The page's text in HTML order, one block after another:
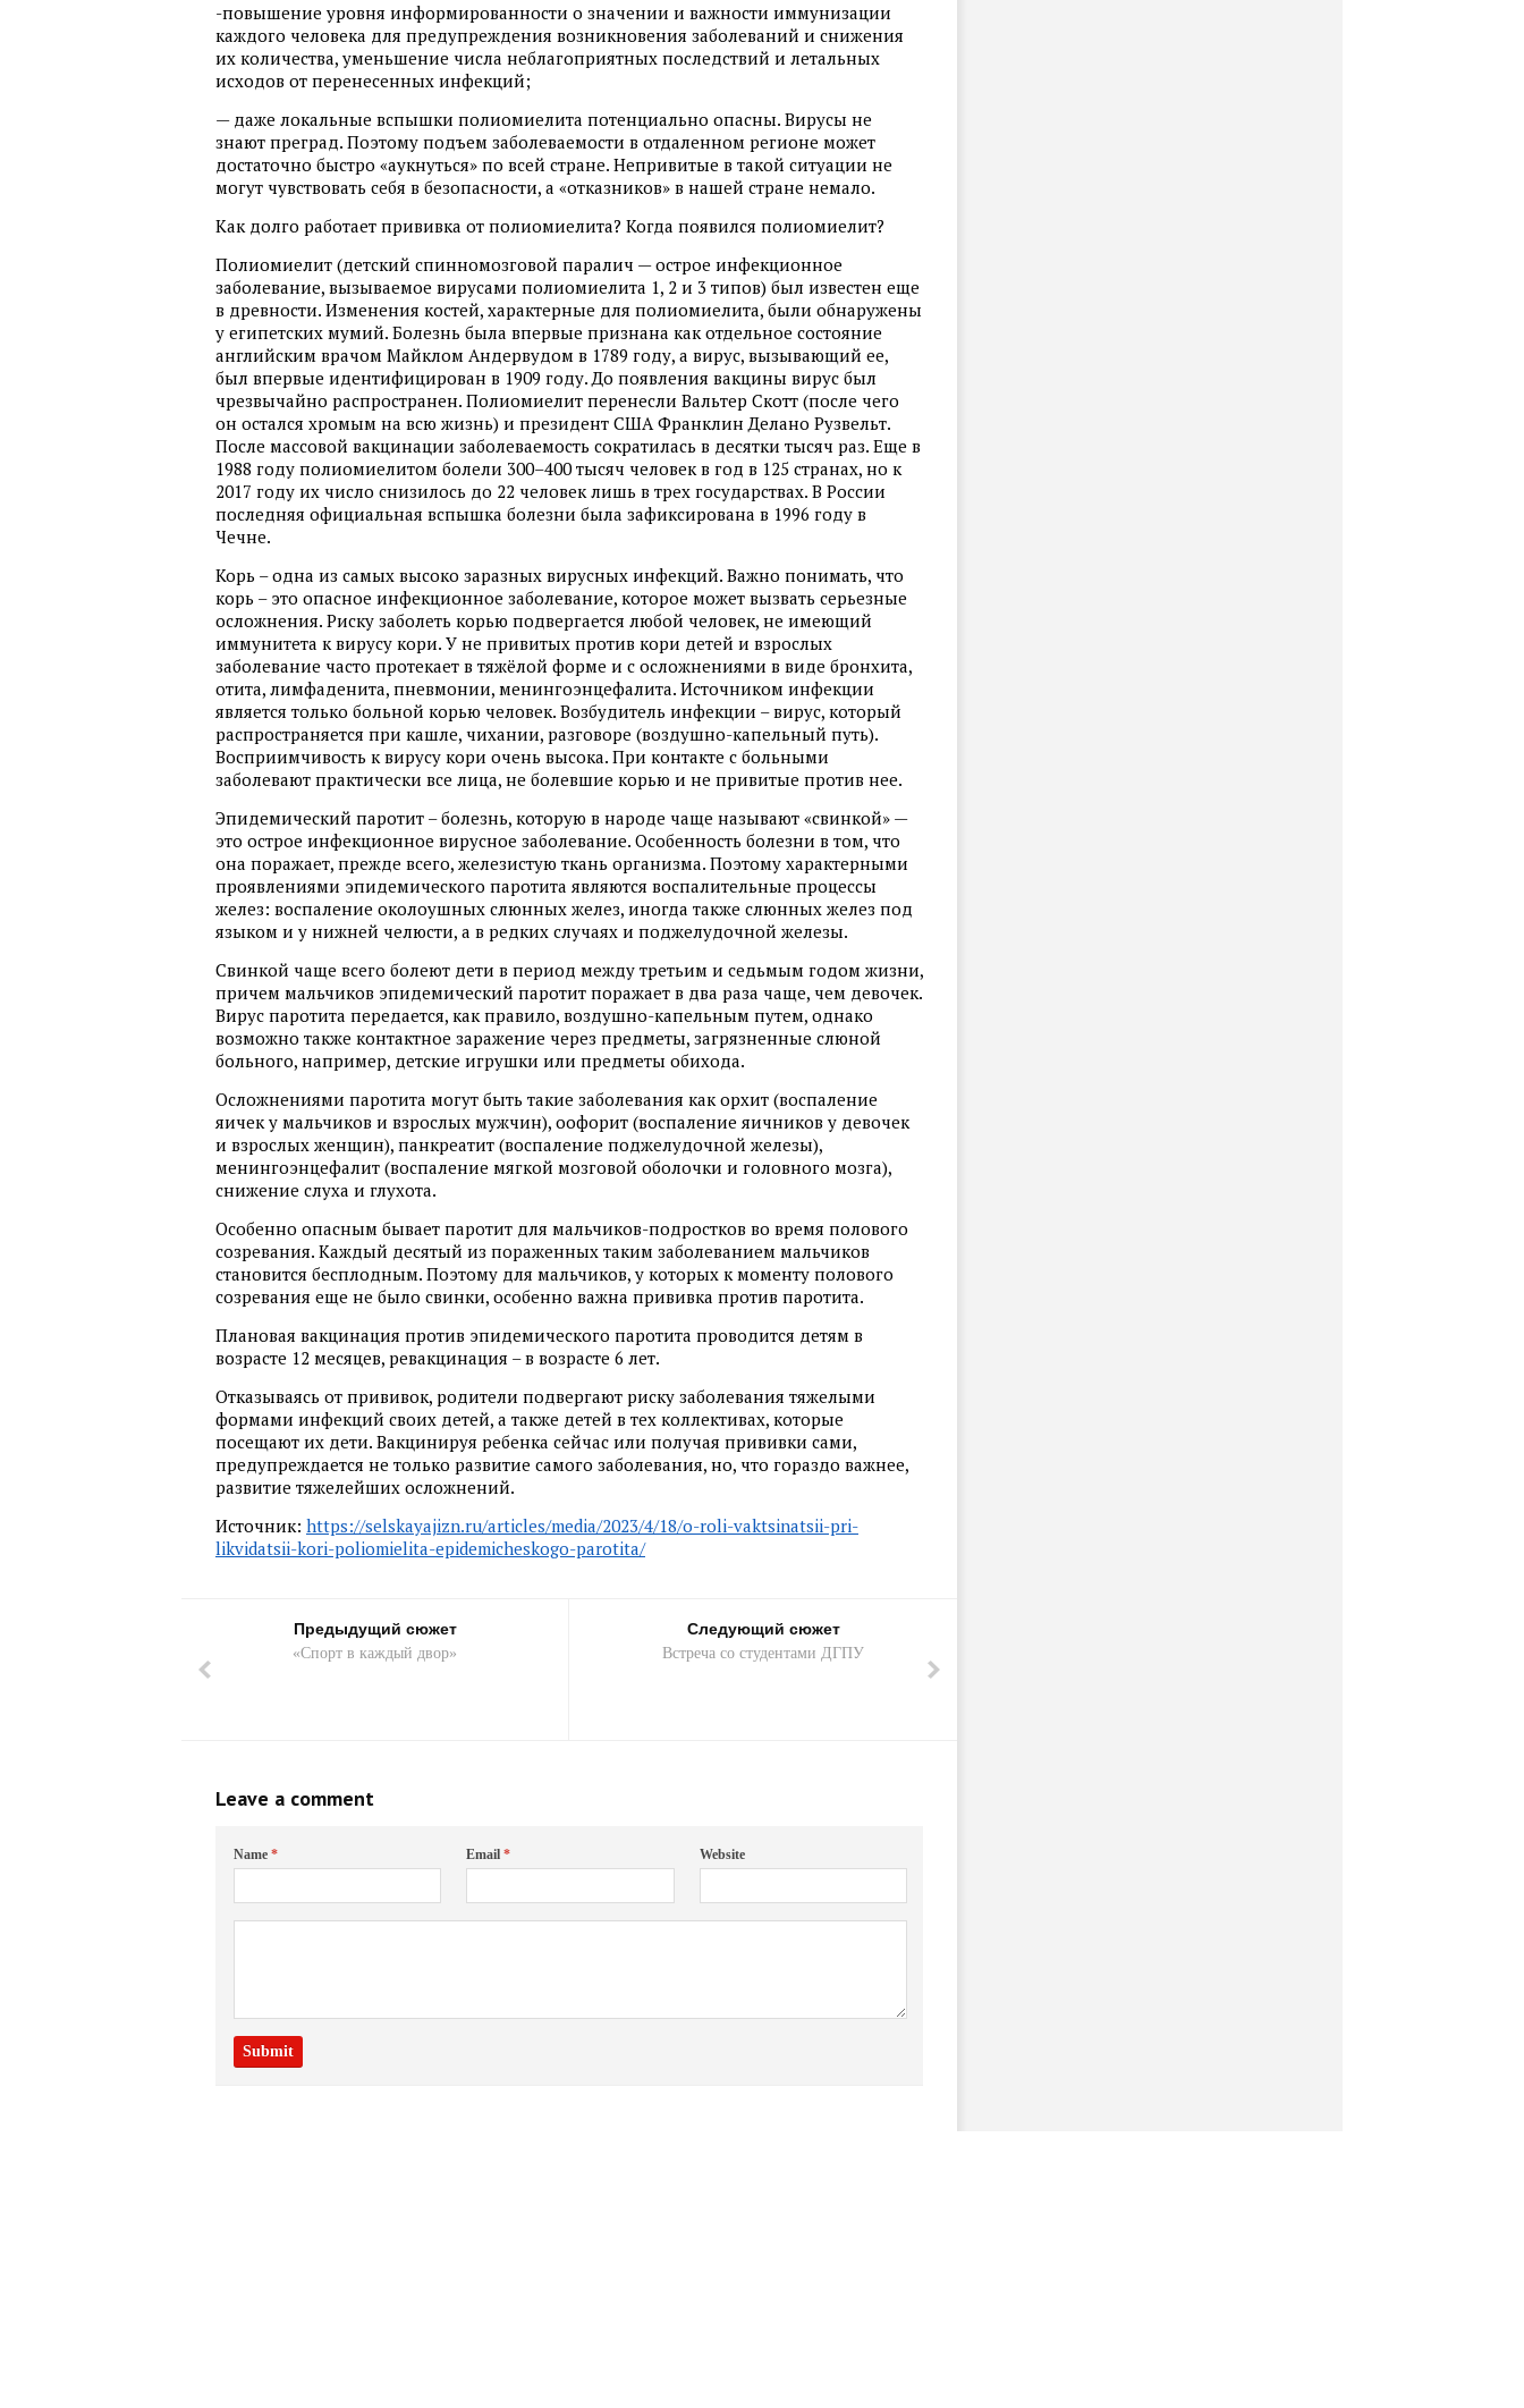
-повышение уровня информированности о значении и важности иммунизации
каждого человека для предупреждения возникновения заболеваний и снижения
их количества, уменьшение числа неблагоприятных последствий и летальных
исходов от перенесенных инфекций;
— даже локальные вспышки полиомиелита потенциально опасны. Вирусы не
знают преград. Поэтому подъем заболеваемости в отдаленном регионе может
достаточно быстро «аукнуться» по всей стране. Непривитые в такой ситуации не
могут чувствовать себя в безопасности, а «отказников» в нашей стране немало.
Как долго работает прививка от полиомиелита? Когда появился полиомиелит?
Полиомиелит (детский спинномозговой паралич — острое инфекционное
заболевание, вызываемое вирусами полиомиелита 1, 2 и 3 типов) был известен еще
в древности. Изменения костей, характерные для полиомиелита, были обнаружены
у египетских мумий. Болезнь была впервые признана как отдельное состояние
английским врачом Майклом Андервудом в 1789 году, а вирус, вызывающий ее,
был впервые идентифицирован в 1909 году. До появления вакцины вирус был
чрезвычайно распространен. Полиомиелит перенесли Вальтер Скотт (после чего
он остался хромым на всю жизнь) и президент США Франклин Делано Рузвельт.
После массовой вакцинации заболеваемость сократилась в десятки тысяч раз. Еще в
1988 году полиомиелитом болели 300–400 тысяч человек в год в 125 странах, но к
2017 году их число снизилось до 22 человек лишь в трех государствах. В России
последняя официальная вспышка болезни была зафиксирована в 1996 году в
Чечне.
Корь – одна из самых высоко заразных вирусных инфекций. Важно понимать, что
корь – это опасное инфекционное заболевание, которое может вызвать серьезные
осложнения. Риску заболеть корью подвергается любой человек, не имеющий
иммунитета к вирусу кори. У не привитых против кори детей и взрослых
заболевание часто протекает в тяжёлой форме и с осложнениями в виде бронхита,
отита, лимфаденита, пневмонии, менингоэнцефалита. Источником инфекции
является только больной корью человек. Возбудитель инфекции – вирус, который
распространяется при кашле, чихании, разговоре (воздушно-капельный путь).
Восприимчивость к вирусу кори очень высока. При контакте с больными
заболевают практически все лица, не болевшие корью и не привитые против нее.
Эпидемический паротит – болезнь, которую в народе чаще называют «свинкой» —
это острое инфекционное вирусное заболевание. Особенность болезни в том, что
она поражает, прежде всего, железистую ткань организма. Поэтому характерными
проявлениями эпидемического паротита являются воспалительные процессы
желез: воспаление околоушных слюнных желез, иногда также слюнных желез под
языком и у нижней челюсти, а в редких случаях и поджелудочной железы.
Свинкой чаще всего болеют дети в период между третьим и седьмым годом жизни,
причем мальчиков эпидемический паротит поражает в два раза чаще, чем девочек.
Вирус паротита передается, как правило, воздушно-капельным путем, однако
возможно также контактное заражение через предметы, загрязненные слюной
больного, например, детские игрушки или предметы обихода.
Осложнениями паротита могут быть такие заболевания как орхит (воспаление
яичек у мальчиков и взрослых мужчин), оофорит (воспаление яичников у девочек
и взрослых женщин), панкреатит (воспаление поджелудочной железы),
менингоэнцефалит (воспаление мягкой мозговой оболочки и головного мозга),
снижение слуха и глухота.
Особенно опасным бывает паротит для мальчиков-подростков во время полового
созревания. Каждый десятый из пораженных таким заболеванием мальчиков
становится бесплодным. Поэтому для мальчиков, у которых к моменту полового
созревания еще не было свинки, особенно важна прививка против паротита.
Плановая вакцинация против эпидемического паротита проводится детям в
возрасте 12 месяцев, ревакцинация – в возрасте 6 лет.
Отказываясь от прививок, родители подвергают риску заболевания тяжелыми
формами инфекций своих детей, а также детей в тех коллективах, которые
посещают их дети. Вакцинируя ребенка сейчас или получая прививки сами,
предупреждается не только развитие самого заболевания, но, что гораздо важнее,
развитие тяжелейших осложнений.
Источник: https://selskayajizn.ru/articles/media/2023/4/18/o-roli-vaktsinatsii-pri-
likvidatsii-kori-poliomielita-epidemicheskogo-parotita/
Предыдущий сюжет
«Спорт в каждый двор»
Следующий сюжет
Встреча со студентами ДГПУ
Leave a comment
Name* Email* Website